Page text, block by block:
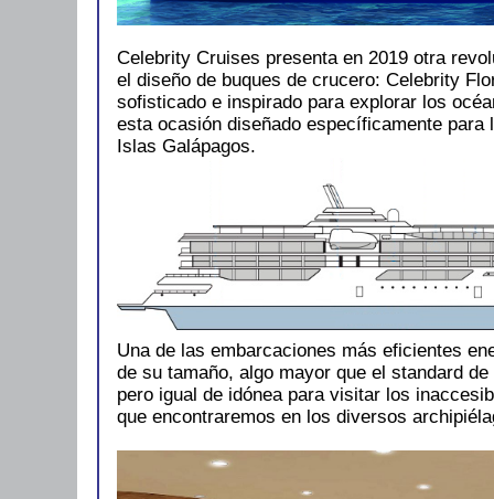
Celebrity Cruises presenta en 2019 otra
el diseño de buques de crucero: Celebrity
sofisticado e inspirado para explorar los
esta ocasión diseñado específicamente para
Islas Galápagos.
Una de las embarcaciones más eficientes
de su tamaño, algo mayor que el standard
pero igual de idónea para visitar los
que encontraremos en los diversos